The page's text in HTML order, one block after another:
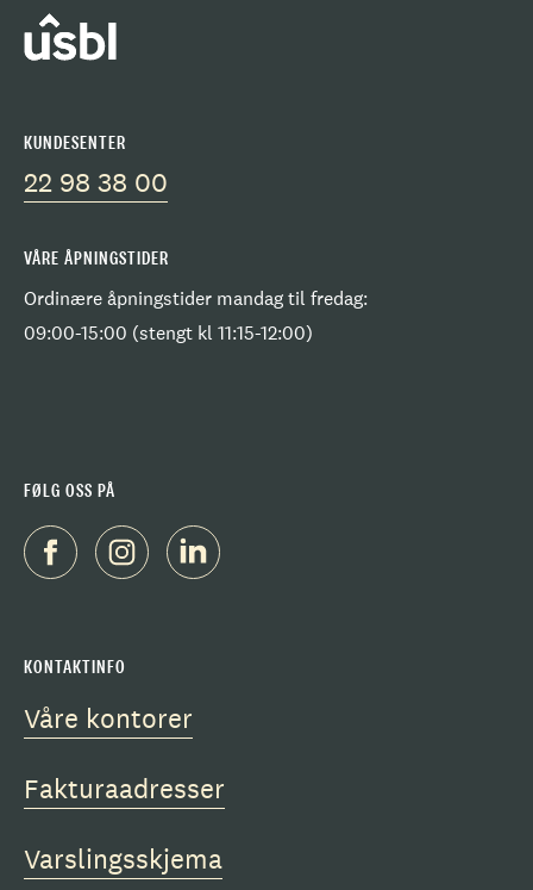
KUNDESENTER
22 98 38 00
VÅRE ÅPNINGSTIDER
Ordinære åpningstider mandag til fredag:
09:00-15:00 (stengt kl 11:15-12:00)
FØLG OSS PÅ
KONTAKTINFO
Våre kontorer
Fakturaadresser
Varslingsskjema